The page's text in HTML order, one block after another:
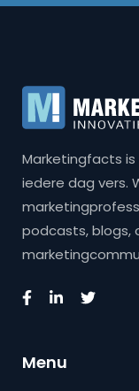
Marketingfacts
iedere dag vers.
podcasts, blogs,
Menu